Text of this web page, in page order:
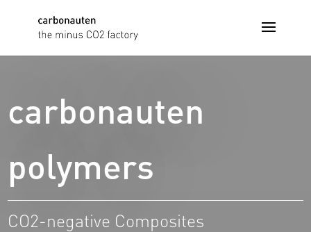
carbonauten
polymers
CO2-negative Composites